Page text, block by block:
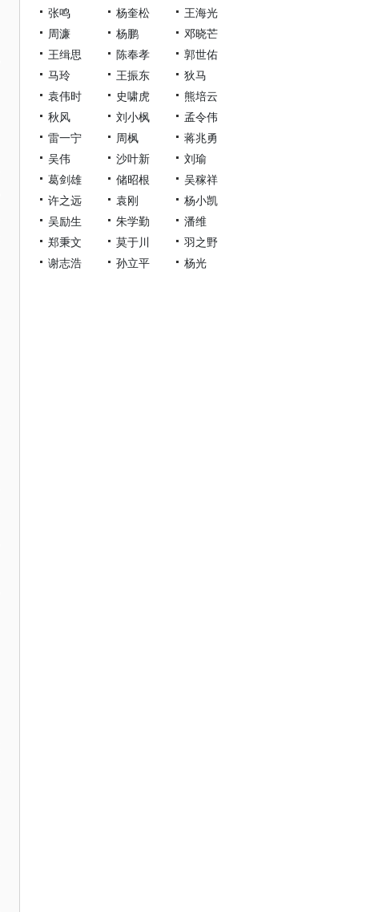
张鸣
杨奎松
王海光
周濂
杨鹏
邓晓芒
王缉思
陈奉孝
郭世佑
马玲
王振东
狄马
袁伟时
史啸虎
熊培云
秋风
刘小枫
孟令伟
雷一宁
周枫
蒋兆勇
吴伟
沙叶新
刘瑜
葛剑雄
储昭根
吴稼祥
许之远
袁刚
杨小凯
吴励生
朱学勤
潘维
郑秉文
莫于川
羽之野
谢志浩
孙立平 杨光